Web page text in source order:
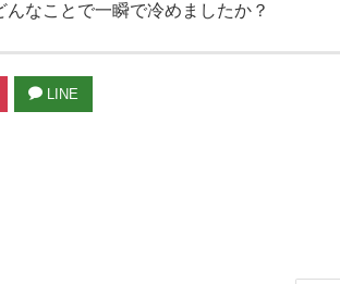
なことで一瞬で冷めましたか？
LINE